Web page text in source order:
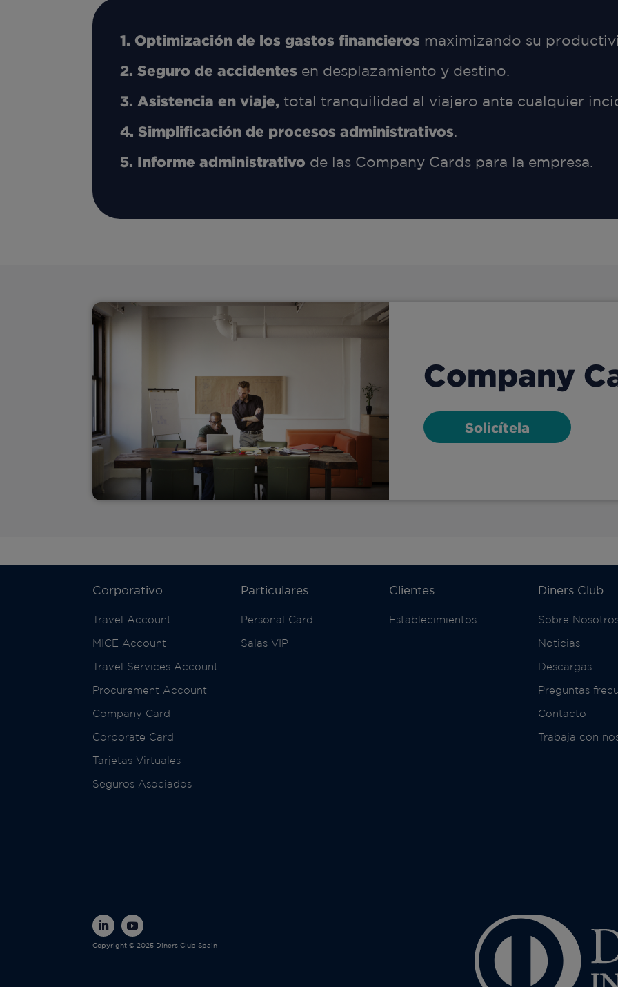
Optimización de los gastos financieros maximizando su
Seguro de accidentes en desplazamiento y destino.
Asistencia en viaje, total tranquilidad al viajero ante cualquier
Simplificación de procesos administrativos.
Informe administrativo de las Company Cards para la empresa.
Company
Solicítela
Corporativo
Travel Account
MICE Account
Travel Services Account
Procurement Account
Company Card
Corporate Card
Tarjetas Virtuales
Seguros Asociados
Particulares
Personal Card
Salas VIP
Clientes
Establecimientos
Diners Club
Sobre
Noticias
Descargas
Preguntas
Contacto
Trabaja con
Copyright © 2025 Diners Club Spain